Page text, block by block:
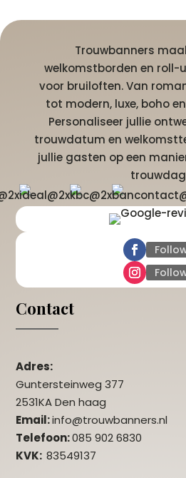
Trouwbanners
welkomstborden en roll-
voor bruiloften. Van
tot modern, luxe, boho
Personaliseer jullie
trouwdatum en
jullie gasten op een
Contact
Adres:
Guntersteinweg 377
2531KA Den haag
Email:info@trouwbanners.nl
Telefoon:085 902 6830
KVK:83549137